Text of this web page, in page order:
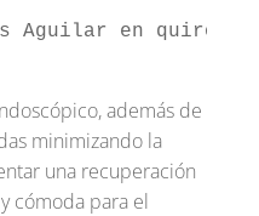
Aguilar en
además de
minimizando la
una recuperación
cómoda para el